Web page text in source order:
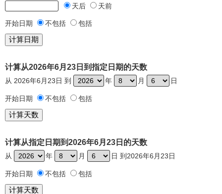
天后 天前
开始日期 不包括 包括
计算从2026年6月23日到指定日期的天数
从 2026年6月23日 到 年 月 日
开始日期 不包括 包括
计算从指定日期到2026年6月23日的天数
从 年 月 日 到2026年6月23日
开始日期 不包括 包括